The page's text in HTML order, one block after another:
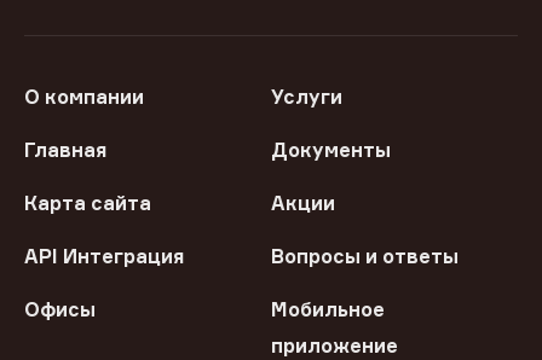
О компании Услуги
Главная Документы
Карта сайта Акции
API Интеграция Вопросы и ответы
Офисы
Мобильное
приложение